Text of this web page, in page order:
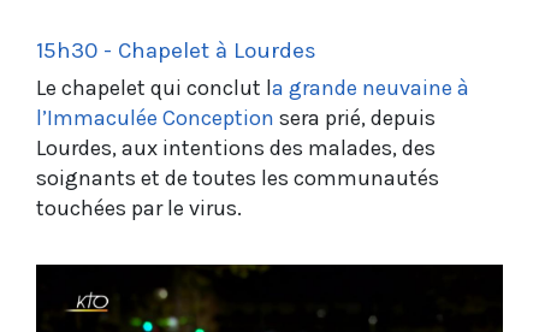
15h30 - Chapelet à Lourdes
Le chapelet qui conclut la grande neuvaine à
l’Immaculée Conception sera prié, depuis
Lourdes, aux intentions des malades, des
soignants et de toutes les communautés
touchées par le virus.